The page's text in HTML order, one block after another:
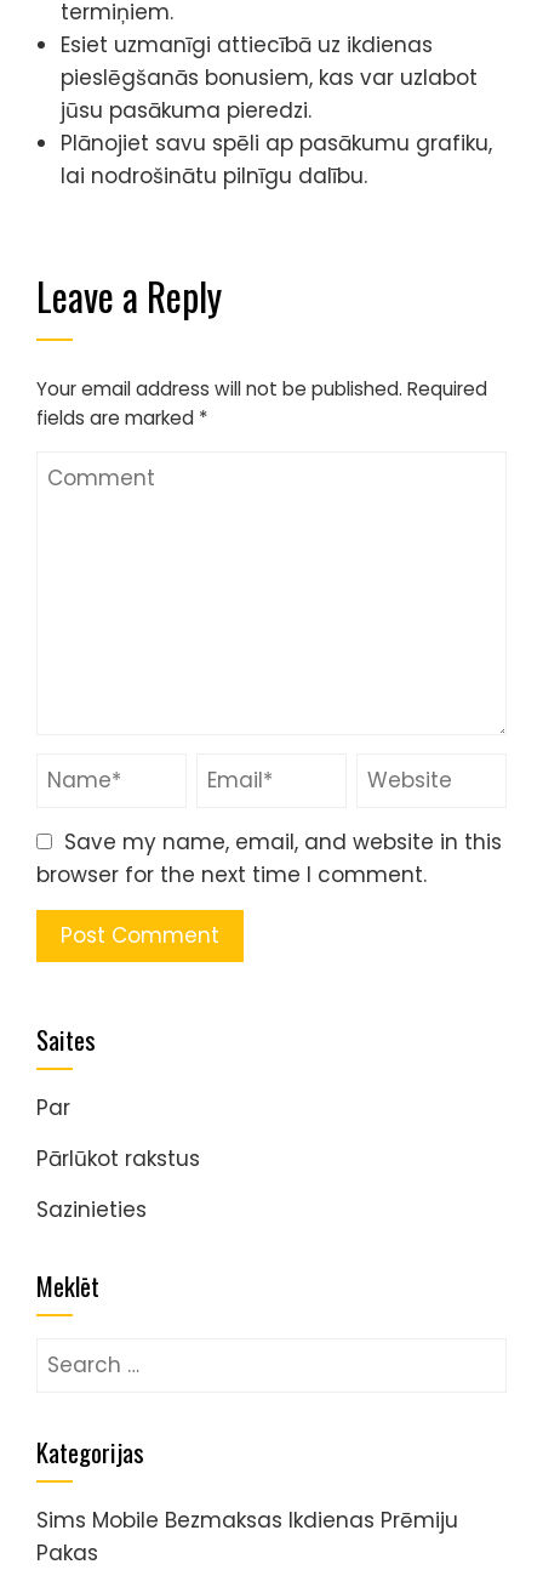
termiņiem.
Esiet uzmanīgi attiecībā uz ikdienas
pieslēgšanās bonusiem, kas var uzlabot
jūsu pasākuma pieredzi.
Plānojiet savu spēli ap pasākumu grafiku,
lai nodrošinātu pilnīgu dalību.
Leave a Reply
Your email address will not be published. Required
fields are marked *
Save my name, email, and website in this
browser for the next time I comment.
Saites
Par
Pārlūkot rakstus
Sazinieties
Meklēt
Search
Kategorijas
Sims Mobile Bezmaksas Ikdienas Prēmiju
Pakas